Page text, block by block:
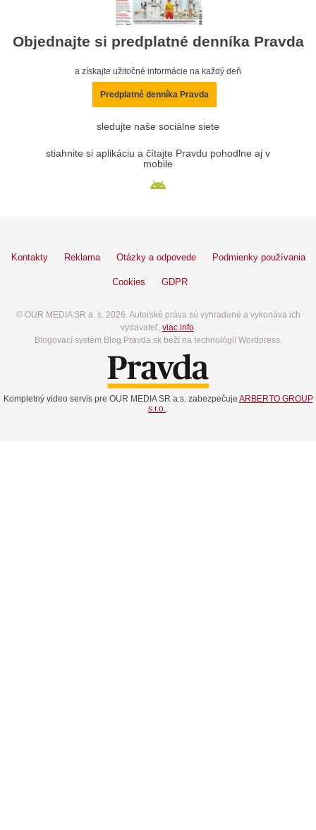
Objednajte si predplatné denníka Pravda
a získajte užitočné informácie na každý deň
Predplatné denníka Pravda
sledujte naše sociálne siete
stiahnite si aplikáciu a čítajte Pravdu pohodlne aj v
mobile
Kontakty Reklama Otázky a odpovede Podmienky používania
Cookies GDPR
© OUR MEDIA SR a. s. 2026. Autorské práva sú vyhradené a vykonáva ich
vydavateľ, viac info.
Blogovací systém Blog.Pravda.sk beží na technológií Wordpress.
Kompletný video servis pre OUR MEDIA SR a.s. zabezpečuje ARBERTO GROUP
s.r.o.